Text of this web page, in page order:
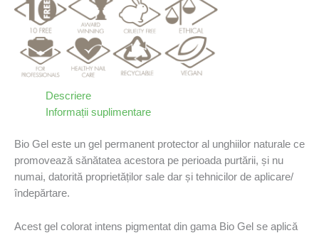
Descriere
Informații suplimentare
Bio Gel este un gel permanent protector al unghiilor naturale ce
promovează sănătatea acestora pe perioada purtării, și nu
numai, datorită proprietăților sale dar și tehnicilor de aplicare/
îndepărtare.
Acest gel colorat intens pigmentat din gama Bio Gel se aplică